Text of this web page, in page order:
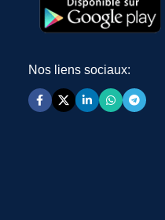
Nos liens sociaux: